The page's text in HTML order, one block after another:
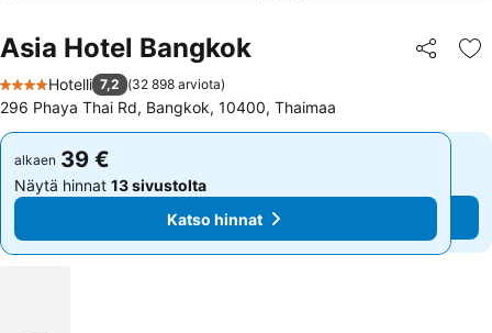
Asia Hotel Bangkok Jaa
4 Tähtiluokitus
Hotelli 7,2 (32 898 arviota)
296 Phaya Thai Rd, Bangkok, 10400, Thaimaa
alkaen 39 €
Näytä hinnat 13 sivustolta
Katso hinnat
alkaen 39 €
Näytä hinnat 13 sivustolta
Katso hinnat